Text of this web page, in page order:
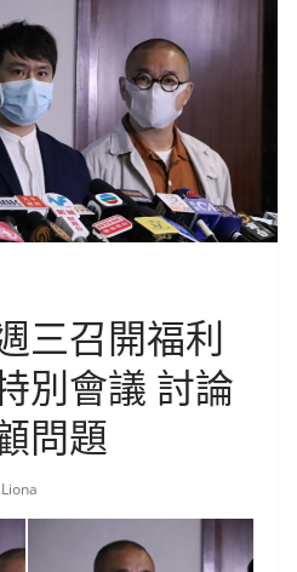
三召開福利
別會議 討論
問題